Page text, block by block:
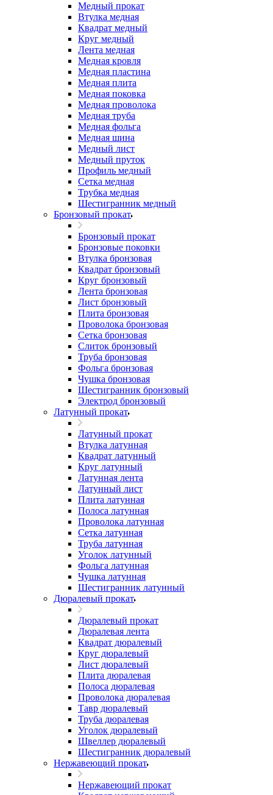
Медный прокат
Втулка медная
Квадрат медный
Круг медный
Лента медная
Медная кровля
Медная пластина
Медная плита
Медная поковка
Медная проволока
Медная труба
Медная фольга
Медная шина
Медный лист
Медный пруток
Профиль медный
Сетка медная
Трубка медная
Шестигранник медный
Бронзовый прокат
Бронзовый прокат
Бронзовые поковки
Втулка бронзовая
Квадрат бронзовый
Круг бронзовый
Лента бронзовая
Лист бронзовый
Плита бронзовая
Проволока бронзовая
Сетка бронзовая
Слиток бронзовый
Труба бронзовая
Фольга бронзовая
Чушка бронзовая
Шестигранник бронзовый
Электрод бронзовый
Латунный прокат
Латунный прокат
Втулка латунная
Квадрат латунный
Круг латунный
Латунная лента
Латунный лист
Плита латунная
Полоса латунная
Проволока латунная
Сетка латунная
Труба латунная
Уголок латунный
Фольга латунная
Чушка латунная
Шестигранник латунный
Дюралевый прокат
Дюралевый прокат
Дюралевая лента
Квадрат дюралевый
Круг дюралевый
Лист дюралевый
Плита дюралевая
Полоса дюралевая
Проволока дюралевая
Тавр дюралевый
Труба дюралевая
Уголок дюралевый
Швеллер дюралевый
Шестигранник дюралевый
Нержавеющий прокат
Нержавеющий прокат